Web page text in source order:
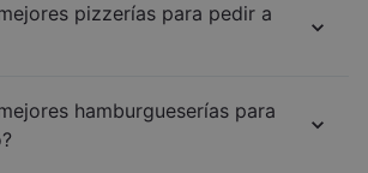
pizzerías para pedir a
hamburgueserías para